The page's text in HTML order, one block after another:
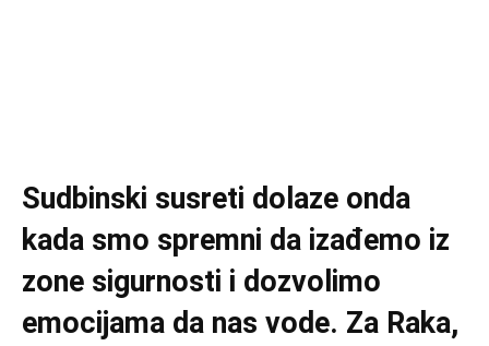
Sudbinski susreti dolaze onda
kada smo spremni da izađemo iz
zone sigurnosti i dozvolimo
emocijama da nas vode. Za Raka,